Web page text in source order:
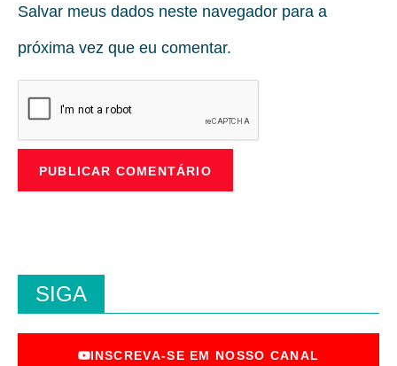
Salvar meus dados neste navegador para a
próxima vez que eu comentar.
SIGA
INSCREVA-SE EM NOSSO CANAL